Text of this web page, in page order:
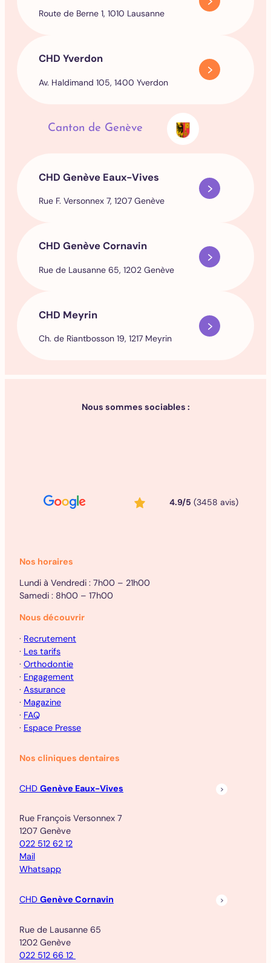
Route de Berne 1, 1010 Lausanne
CHD Yverdon
Av. Haldimand 105, 1400 Yverdon
Canton de Genève
CHD Genève Eaux-Vives
Rue F. Versonnex 7, 1207 Genève
CHD Genève Cornavin
Rue de Lausanne 65, 1202 Genève
CHD Meyrin
Ch. de Riantbosson 19, 1217 Meyrin
Nous sommes sociables :
4.9/5 (3458 avis)
Nos horaires
Lundi à Vendredi : 7h00 – 21h00
Samedi : 8h00 – 17h00
Nous découvrir
· Recrutement
· Les tarifs
· Orthodontie
· Engagement
· Assurance
· Magazine
· FAQ
· Espace Presse
Nos cliniques dentaires
CHD Genève Eaux-Vives
Rue François Versonnex 7
1207 Genève
022 512 62 12
Mail
Whatsapp
CHD Genève Cornavin
Rue de Lausanne 65
1202 Genève
022 512 66 12